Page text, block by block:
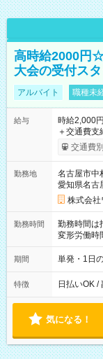
高時給2000円
大会の受付ス
アルバイト 職種未
給与
時給2,000
＋交通費支給 ★交通費一部支給！ ┗1日500円を超えた
支給！ ※往
OK！（規
期間なし
交通費
勤務地
名古屋市中
愛知県名古
株式会社
勤務時間
勤務時間は
変形労働時間制
10/26 全日
～9/19のみ
00
期間 単発・1日
特徴 日払いOK /
気になる！